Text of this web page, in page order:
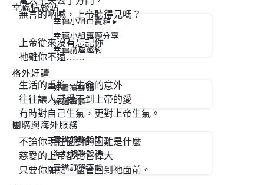
幸福情報站
幸福小組百寶箱 ▸
幸福小組專題分享
幸福講座邀約
格外好讀
好書搶鮮讀
好讀專題
團購與海外服務
團購服務說明
海外服務說明
團購訂單下載
無言的吶喊，上帝聽得見嗎？
上帝從來沒有忘記你
祂離你不遠……
生活的重擔、生命的意外
往往讓人感受不到上帝的愛
有時對自己生氣，更對上帝生氣。
不論你現在面對的困難是什麼
慈愛的上帝都比它偉大
只要你願意，儘管回到祂面前。